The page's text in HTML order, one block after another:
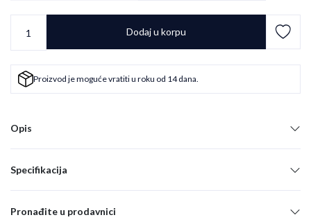
Dodaj u korpu
Proizvod je moguće vratiti u roku od 14 dana.
Opis
Specifikacija
Pronađite u prodavnici